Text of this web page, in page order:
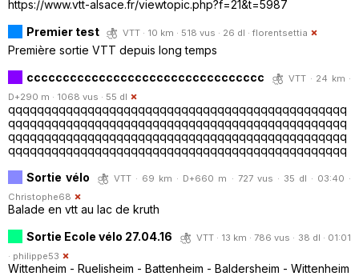
https://www.vtt-alsace.fr/viewtopic.php?f=21&t=5987
Premier test
VTT · 10 km · 518 vus · 26 dl · florentsettia
Première sortie VTT depuis long temps
ccccccccccccccccccccccccccccccccc
VTT · 24 km ·
D+290 m · 1068 vus · 55 dl
qqqqqqqqqqqqqqqqqqqqqqqqqqqqqqqqqqqqqqqqqqqqqqq
qqqqqqqqqqqqqqqqqqqqqqqqqqqqqqqqqqqqqqqqqqqqqqq
qqqqqqqqqqqqqqqqqqqqqqqqqqqqqqqqqqqqqqqqqqqqqqq
qqqqqqqqqqqqqqqqqqqqqqqqqqqqqqqqqqqqqqqqqqqqqqq
Sortie vélo
VTT · 69 km · D+660 m · 727 vus · 35 dl · 03:40 ·
Christophe68
Balade en vtt au lac de kruth
Sortie Ecole vélo 27.04.16
VTT · 13 km · 786 vus · 38 dl · 01:01
· philippe53
Wittenheim - Ruelisheim - Battenheim - Baldersheim - Wittenheim